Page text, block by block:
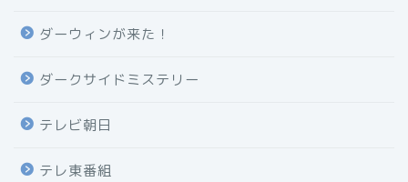
ダーウィンが来た！
ダークサイドミステリー
テレビ朝日
テレ東番組